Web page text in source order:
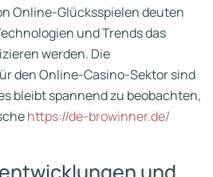
Online-Glücksspielen deuten
und Trends das
werden. Die
den Online-Casino-Sektor sind
bleibt spannend zu beobachten,
https://de-browinner.de/